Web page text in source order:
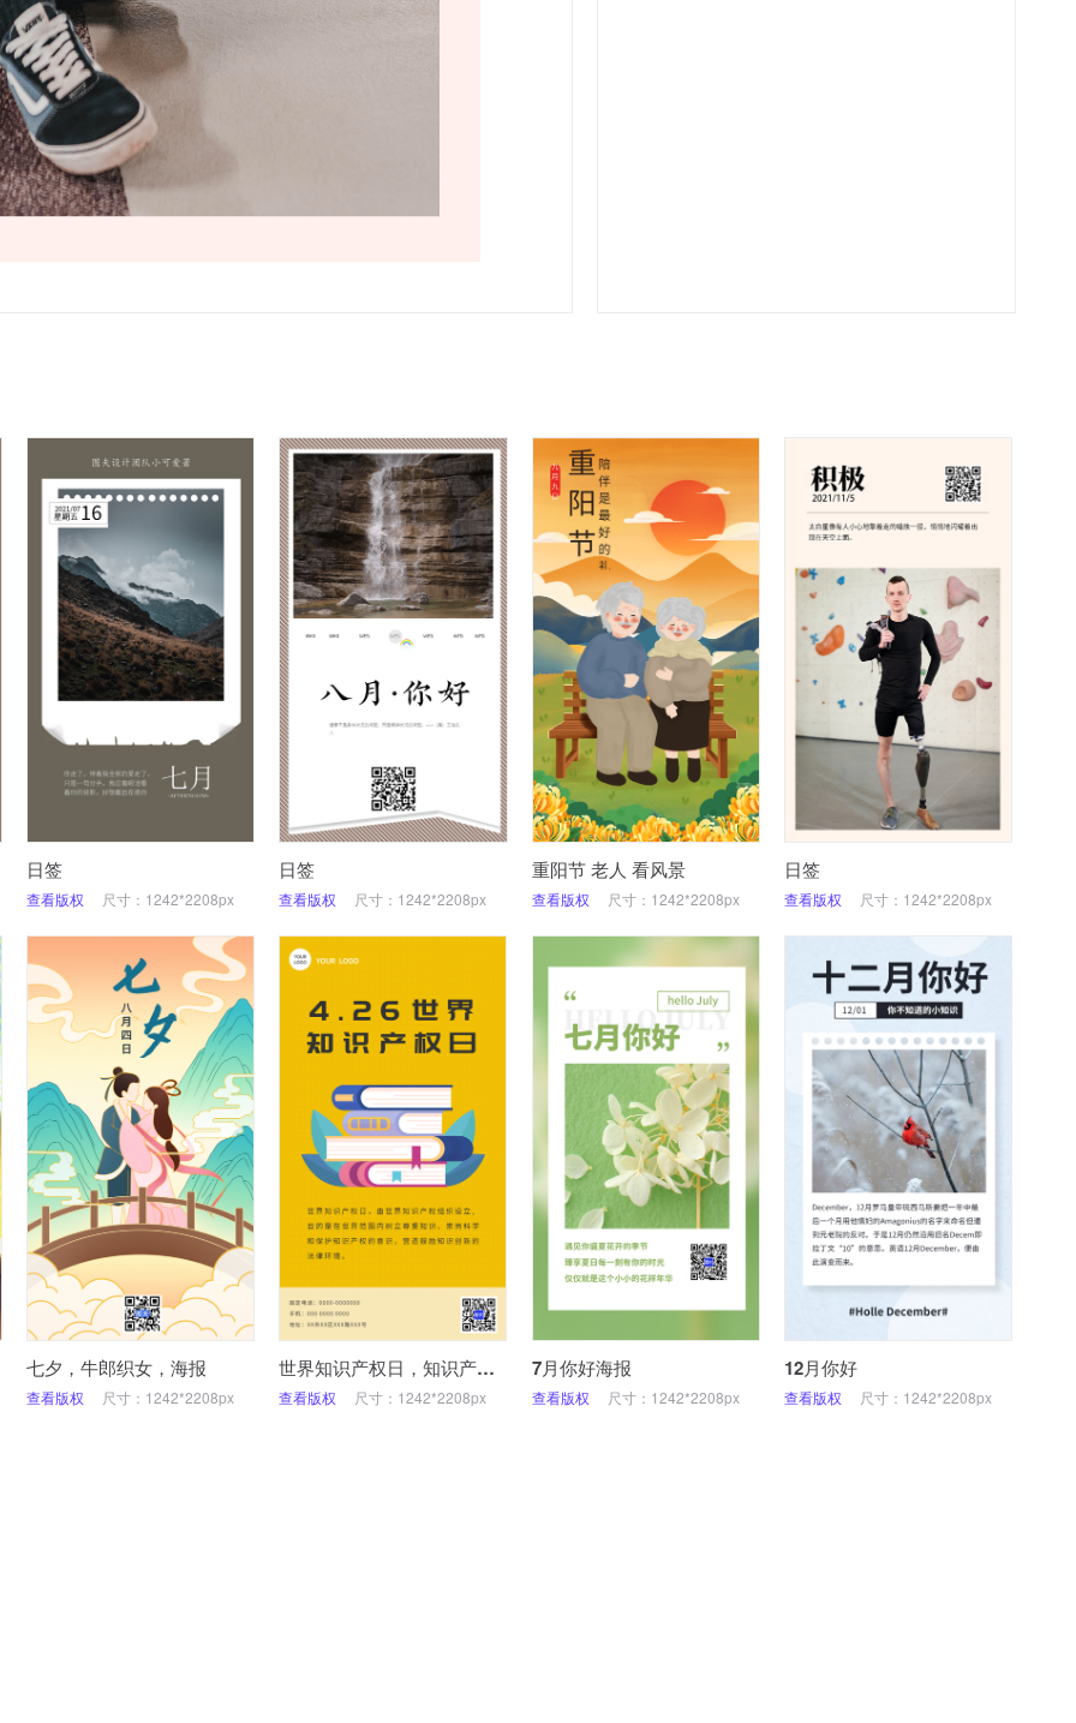
日签
查看版权 尺寸：1242*2208px
日签
查看版权 尺寸：1242*2208px
重阳节 老人 看风景
查看版权 尺寸：1242*2208px
日签
查看版权 尺寸：1242*2208px
七夕，牛郎织女，海报
查看版权 尺寸：1242*2208px
世界知识产权日，知识产权，4.26
查看版权 尺寸：1242*2208px
7月你好海报
查看版权 尺寸：1242*2208px
12月你好
查看版权 尺寸：1242*2208px